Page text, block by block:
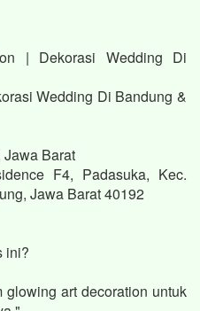
| Dekorasi Wedding Di
Wedding Di Bandung &
Barat
F4, Padasuka, Kec.
Jawa Barat 40192
ini?
art decoration untuk